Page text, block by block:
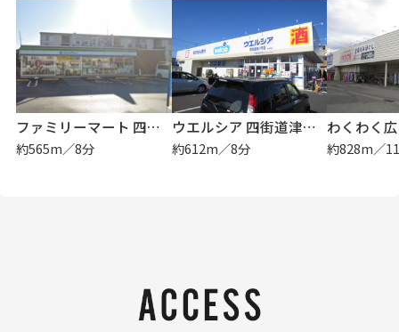
ファミリーマート 四街道小学校前店
約565m／8分
ウエルシア 四街道津ノ守店
約612m／8分 約828m／